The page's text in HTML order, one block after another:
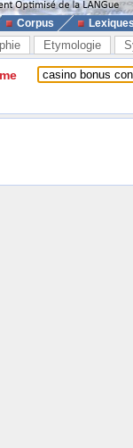
Corpus
Etymologie